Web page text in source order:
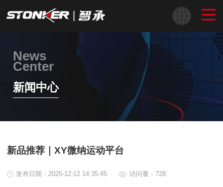
News
Center
新闻中心
新品推荐｜XY微纳运动平台
发布日期：2025-12-12 14:35:45 访问量：728